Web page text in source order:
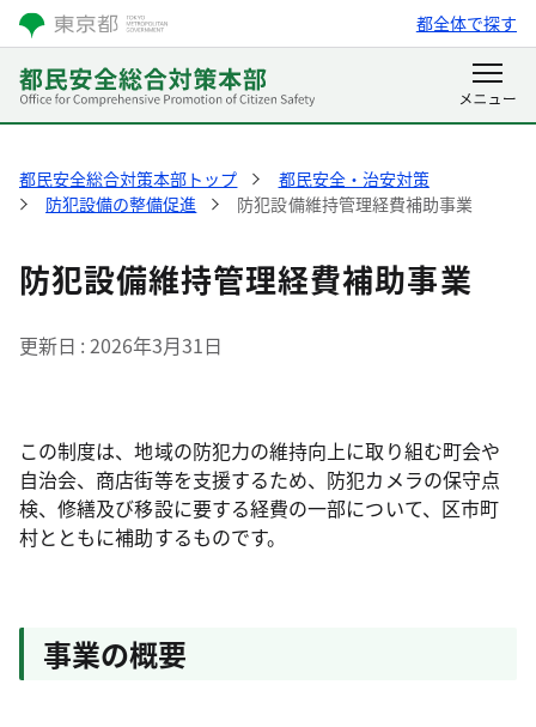
都全体で探す
都民安全総合対策本部トップ
都民安全・治安対策
防犯設備の整備促進
防犯設備維持管理経費補助事業
防犯設備維持管理経費補助事業
更新日 2026年3月31日
この制度は、地域の防犯力の維持向上に取り組む町会や
自治会、商店街等を支援するため、防犯カメラの保守点
検、修繕及び移設に要する経費の一部について、区市町
村とともに補助するものです。
事業の概要